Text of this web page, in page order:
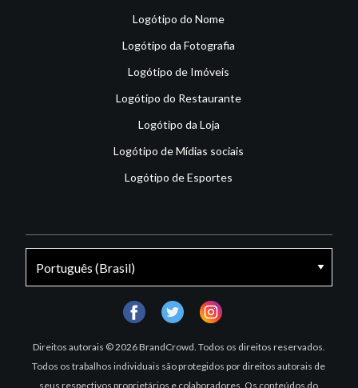
Logótipo do Nome
Logótipo da Fotografia
Logótipo de Imóveis
Logótipo do Restaurante
Logótipo da Loja
Logótipo de Mídias sociais
Logótipo de Esportes
Direitos autorais © 2026 BrandCrowd. Todos os direitos reservados.
Todos os trabalhos individuais são protegidos por direitos autorais de
seus respectivos proprietários e colaboradores. Os conteúdos do
facebooktwitter instagram